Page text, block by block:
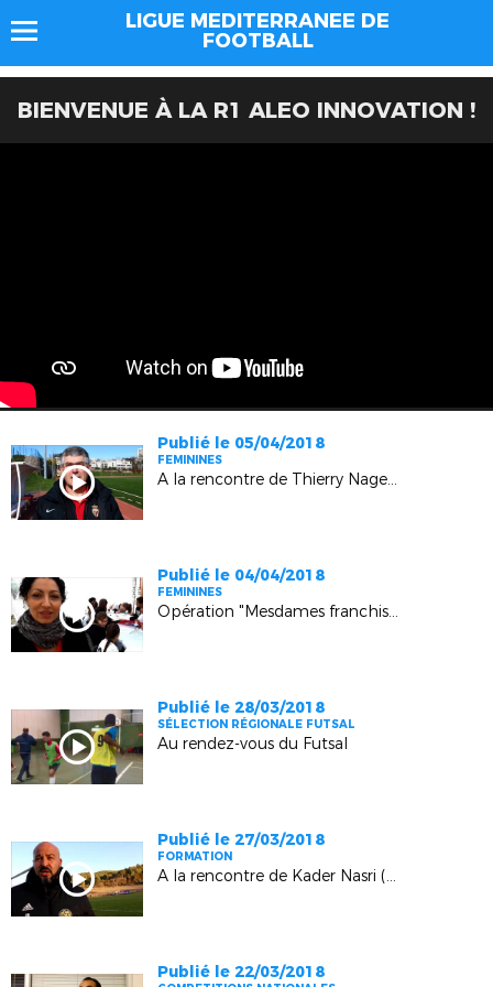
LIGUE MEDITERRANEE DE
FOOTBALL
BIENVENUE À LA R1 ALEO INNOVATION !
Publié le 05/04/2018
FEMININES
A la rencontre de Thierry Nagellen (vice-président Monaco Féminines)
Publié le 04/04/2018
FEMININES
Opération "Mesdames franchissez les barrières !" (La Crau)
Publié le 28/03/2018
SÉLECTION RÉGIONALE FUTSAL
Au rendez-vous du Futsal
Publié le 27/03/2018
FORMATION
A la rencontre de Kader Nasri (Courthézon)
Publié le 22/03/2018